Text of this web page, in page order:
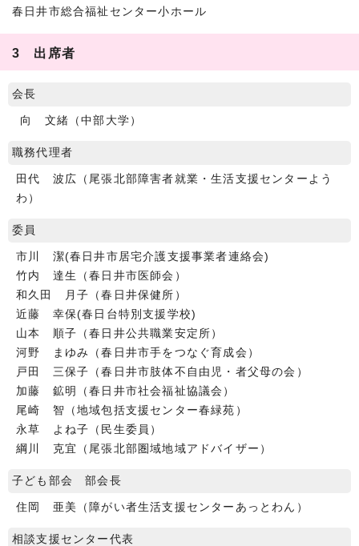
春日井市総合福祉センター小ホール
3 出席者
会長
向 文緒（中部大学）
職務代理者
田代 波広（尾張北部障害者就業・生活支援センターよう
わ）
委員
市川 潔(春日井市居宅介護支援事業者連絡会)
竹内 達生（春日井市医師会）
和久田 月子（春日井保健所）
近藤 幸保(春日台特別支援学校)
山本 順子（春日井公共職業安定所）
河野 まゆみ（春日井市手をつなぐ育成会）
戸田 三保子（春日井市肢体不自由児・者父母の会）
加藤 鉱明（春日井市社会福祉協議会）
尾崎 智（地域包括支援センター春緑苑）
永草 よね子（民生委員）
綱川 克宜（尾張北部圏域地域アドバイザー）
子ども部会 部会長
住岡 亜美（障がい者生活支援センターあっとわん）
相談支援センター代表